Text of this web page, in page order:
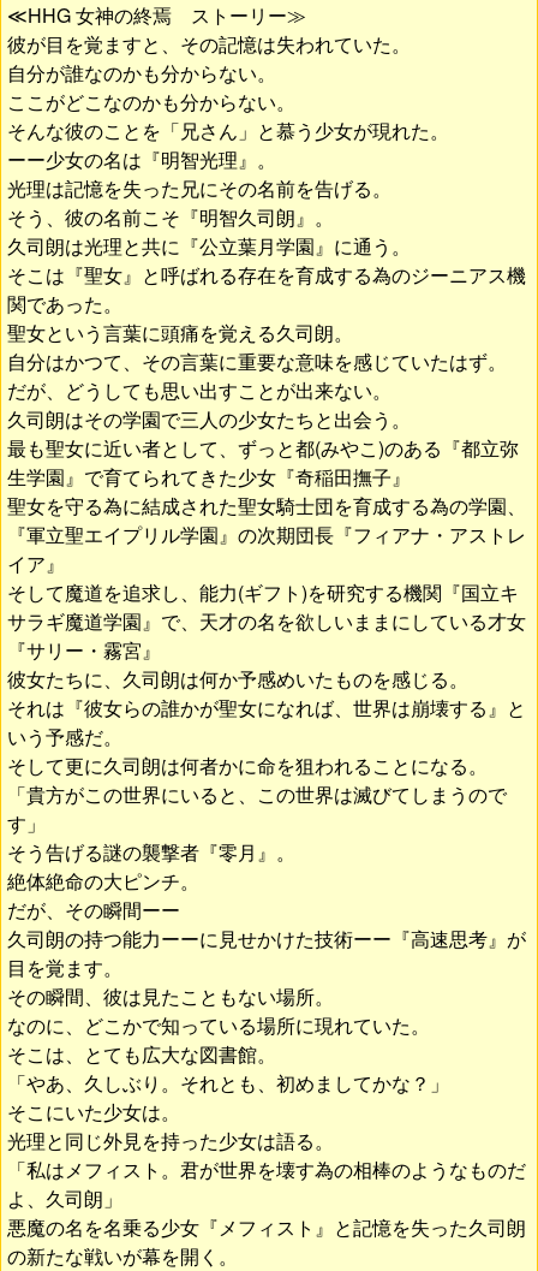
≪HHG 女神の終焉 ストーリー≫
彼が目を覚ますと、その記憶は失われていた。
自分が誰なのかも分からない。
ここがどこなのかも分からない。
そんな彼のことを「兄さん」と慕う少女が現れた。
ーー少女の名は『明智光理』。
光理は記憶を失った兄にその名前を告げる。
そう、彼の名前こそ『明智久司朗』。
久司朗は光理と共に『公立葉月学園』に通う。
そこは『聖女』と呼ばれる存在を育成する為のジーニアス機
関であった。
聖女という言葉に頭痛を覚える久司朗。
自分はかつて、その言葉に重要な意味を感じていたはず。
だが、どうしても思い出すことが出来ない。
久司朗はその学園で三人の少女たちと出会う。
最も聖女に近い者として、ずっと都(みやこ)のある『都立弥
生学園』で育てられてきた少女『奇稲田撫子』
聖女を守る為に結成された聖女騎士団を育成する為の学園、
『軍立聖エイプリル学園』の次期団長『フィアナ・アストレ
イア』
そして魔道を追求し、能力(ギフト)を研究する機関『国立キ
サラギ魔道学園』で、天才の名を欲しいままにしている才女
『サリー・霧宮』
彼女たちに、久司朗は何か予感めいたものを感じる。
それは『彼女らの誰かが聖女になれば、世界は崩壊する』と
いう予感だ。
そして更に久司朗は何者かに命を狙われることになる。
「貴方がこの世界にいると、この世界は滅びてしまうので
す」
そう告げる謎の襲撃者『零月』。
絶体絶命の大ピンチ。
だが、その瞬間ーー
久司朗の持つ能力ーーに見せかけた技術ーー『高速思考』が
目を覚ます。
その瞬間、彼は見たこともない場所。
なのに、どこかで知っている場所に現れていた。
そこは、とても広大な図書館。
「やあ、久しぶり。それとも、初めましてかな？」
そこにいた少女は。
光理と同じ外見を持った少女は語る。
「私はメフィスト。君が世界を壊す為の相棒のようなものだ
よ、久司朗」
悪魔の名を名乗る少女『メフィスト』と記憶を失った久司朗
の新たな戦いが幕を開く。